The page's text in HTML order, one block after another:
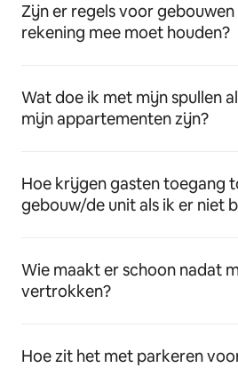
Zijn er regels voor
rekening mee moet houden?
Wat doe ik met mijn spullen
mijn appartementen zijn?
Hoe krijgen gasten toegang
gebouw/de unit als ik er niet
Wie maakt er schoon nadat
vertrokken?
Hoe zit het met parkeren